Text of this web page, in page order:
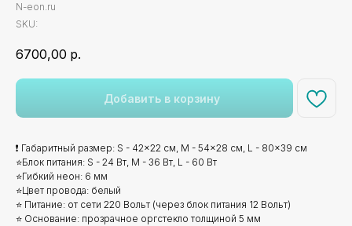
N-eon.ru
SKU:
6700,00 р.
Добавить в корзину
❗ Габаритный размер: S - 42x22 см, M - 54x28 см, L - 80x39 см
⭐Блок питания: S - 24 Вт, M - 36 Вт, L - 60 Вт
⭐Гибкий неон: 6 мм
⭐Цвет провода: белый
⭐ Питание: от сети 220 Вольт (через блок питания 12 Вольт)
⭐ Основание: прозрачное оргстекло толщиной 5 мм